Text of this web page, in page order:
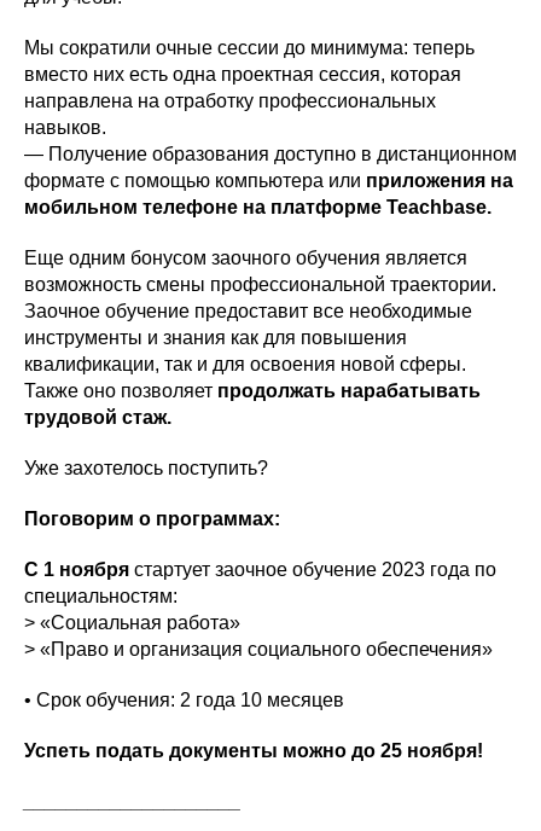
Мы сократили очные сессии до минимума: теперь
вместо них есть одна проектная сессия, которая
направлена на отработку профессиональных
навыков.
— Получение образования доступно в дистанционном
формате с помощью компьютера или приложения на
мобильном телефоне на платформе Teachbase.
Еще одним бонусом заочного обучения является
возможность смены профессиональной траектории.
Заочное обучение предоставит все необходимые
инструменты и знания как для повышения
квалификации, так и для освоения новой сферы.
Также оно позволяет продолжать нарабатывать
трудовой стаж.
Уже захотелось поступить?
Поговорим о программах:
С 1 ноября стартует заочное обучение 2023 года по
специальностям:
> «Социальная работа»
> «Право и организация социального обеспечения»
• Срок обучения: 2 года 10 месяцев
Успеть подать документы можно до 25 ноября!